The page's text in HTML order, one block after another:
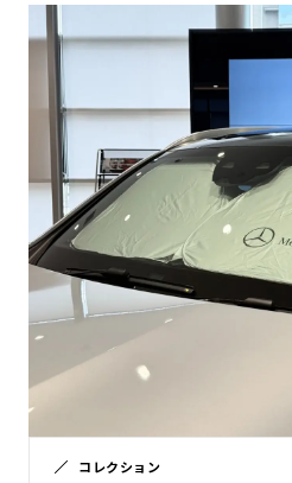
コレクション